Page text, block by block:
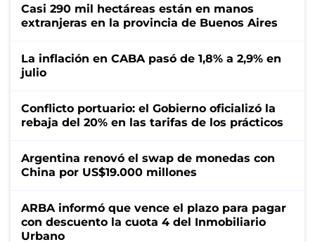
Casi 290 mil hectáreas están en manos
extranjeras en la provincia de Buenos Aires
La inflación en CABA pasó de 1,8% a 2,9% en
julio
Conflicto portuario: el Gobierno oficializó la
rebaja del 20% en las tarifas de los prácticos
Argentina renovó el swap de monedas con
China por US$19.000 millones
ARBA informó que vence el plazo para pagar
con descuento la cuota 4 del Inmobiliario
Urbano